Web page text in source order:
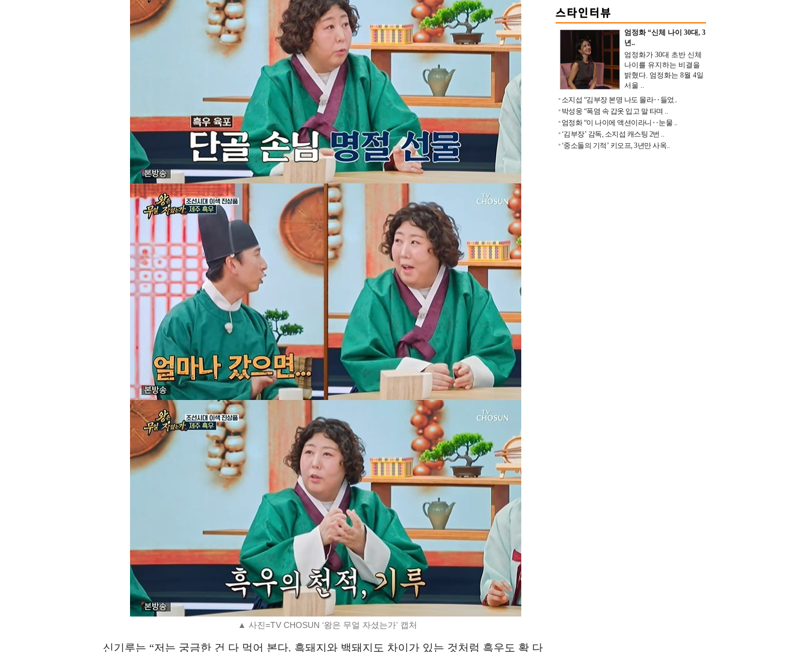
▲ 사진=TV CHOSUN ‘왕은 무얼 자셨는가’ 캡처
신기루는 “저는 궁금한 건 다 먹어 본다. 흑돼지와 백돼지도 차이가 있는 것처럼 흑우도 확 다
엄정화 “신체 나이 30대, 3
년..
엄정화가 30대 초반 신체
나이를 유지하는 비결을
밝혔다. 엄정화는 8월 4일
서울 ..
소지섭 “김부장 본명 나도 몰라‥들었..
박성웅 “폭염 속 갑옷 입고 말 타며 ..
엄정화 “이 나이에 액션이라니‥눈물 ..
‘김부장’ 감독, 소지섭 캐스팅 2번 ..
‘중소돌의 기적’ 키오프, 3년만 사옥..